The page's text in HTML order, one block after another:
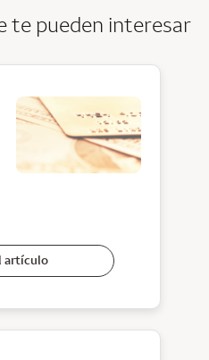
te pueden interesar
artículo